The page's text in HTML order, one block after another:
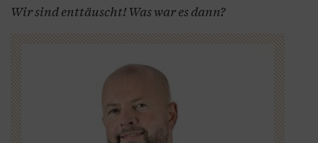
Wir sind enttäuscht! Was war es dann?